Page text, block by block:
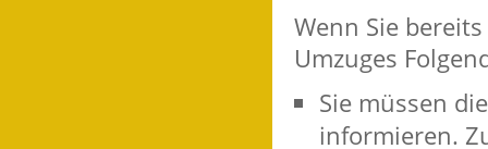
Wenn Sie
Umzuges
Sie müssen
informieren.